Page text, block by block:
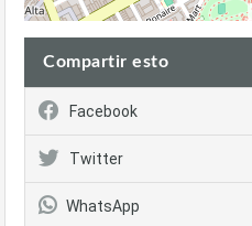
Compartir esto
Facebook
Twitter
WhatsApp